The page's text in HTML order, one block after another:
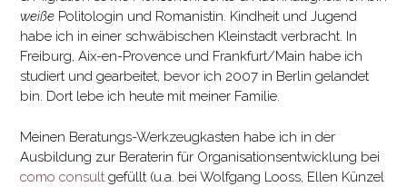
weiße Politologin und Romanistin. Kindheit und Jugend
habe ich in einer schwäbischen Kleinstadt verbracht. In
Freiburg, Aix-en-Provence und Frankfurt/Main habe ich
studiert und gearbeitet, bevor ich 2007 in Berlin gelandet
bin. Dort lebe ich heute mit meiner Familie.
Meinen Beratungs-Werkzeugkasten habe ich in der
Ausbildung zur Beraterin für Organisationsentwicklung bei
como consult gefüllt (u.a. bei Wolfgang Looss, Ellen Künzel